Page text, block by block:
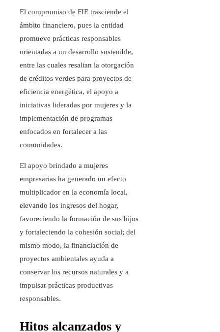
El compromiso de FIE trasciende el
ámbito financiero, pues la entidad
promueve prácticas responsables
orientadas a un desarrollo sostenible,
entre las cuales resaltan la otorgación
de créditos verdes para proyectos de
eficiencia energética, el apoyo a
iniciativas lideradas por mujeres y la
implementación de programas
enfocados en fortalecer a las
comunidades.
El apoyo brindado a mujeres
empresarias ha generado un efecto
multiplicador en la economía local,
elevando los ingresos del hogar,
favoreciendo la formación de sus hijos
y fortaleciendo la cohesión social; del
mismo modo, la financiación de
proyectos ambientales ayuda a
conservar los recursos naturales y a
impulsar prácticas productivas
responsables.
Hitos alcanzados y